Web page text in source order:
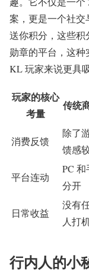
案，更是一个社交
送你积分，这些
勋章的平台，这
KL 玩家来说更具
玩家的核心
考量
传统
消费反馈
除了
馈感
平台连动
PC
分开
日常收益
没有
人打
行内人的小